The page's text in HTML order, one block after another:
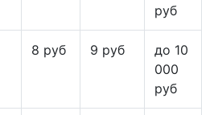
руб
8 руб 9 руб
до 10
000
руб